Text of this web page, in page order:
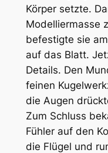
Körper setzte.
Modelliermasse
befestigte sie
auf das Blatt.
Details. Den
feinen
die Augen
Zum Schluss
Fühler auf den
die Flügel und